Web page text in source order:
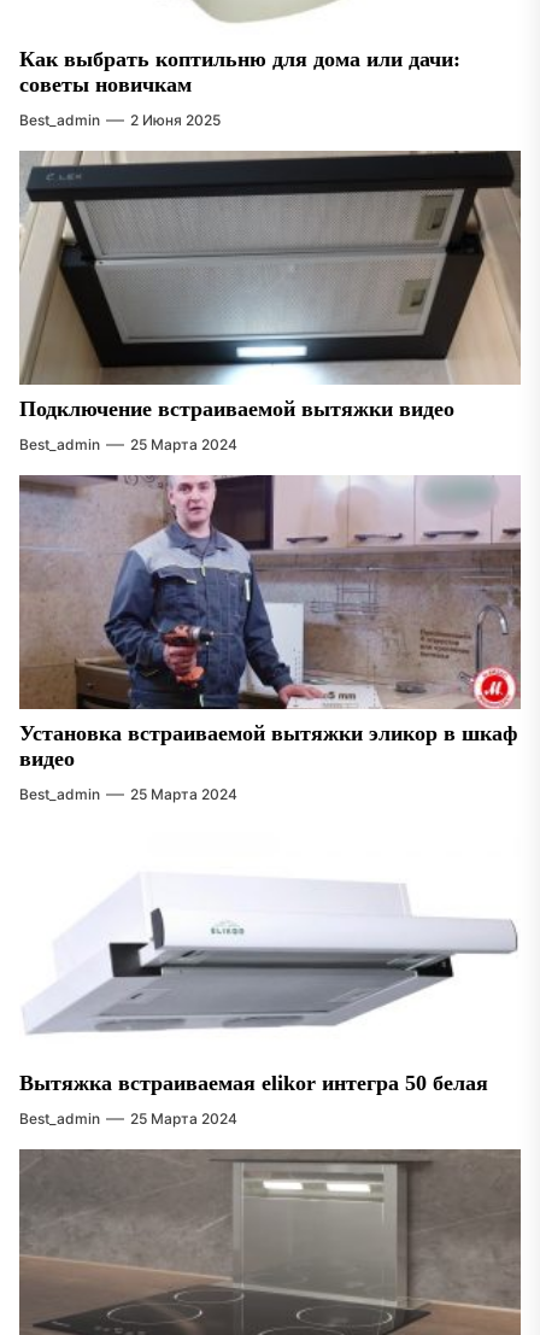
Как выбрать коптильню для дома или дачи:
советы новичкам
Best_admin 2 Июня 2025
Подключение встраиваемой вытяжки видео
Best_admin 25 Марта 2024
Установка встраиваемой вытяжки эликор в шкаф
видео
Best_admin 25 Марта 2024
Вытяжка встраиваемая elikor интегра 50 белая
Best_admin 25 Марта 2024